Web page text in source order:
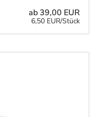
ab 39,00 EUR
6,50 EUR/Stück